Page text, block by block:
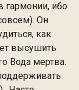
гармонии, ибо
Он
как
высушить
Вода мертва.